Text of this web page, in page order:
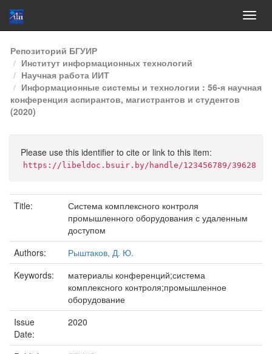
Skip
navigation
Репозиторий БГУИР
Институт информационных технологий
Научная работа ИИТ
Информационные системы и технологии : 56-я научная
конференция аспирантов, магистрантов и студентов
(2020)
Please use this identifier to cite or link to this item:
https://libeldoc.bsuir.by/handle/123456789/39628
Title:
Система комплексного контроля
промышленного оборудования с удаленным
доступом
Authors:
Рыштаков, Д. Ю.
Keywords:
материалы конференций;система
комплексного контроля;промышленное
оборудование
Issue
Date:
2020